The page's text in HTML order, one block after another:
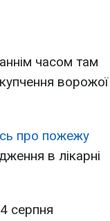
часом там
ворожої
про пожежу
в лікарні
серпня